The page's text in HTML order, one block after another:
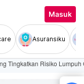
Masuk
Asuransiku
Tingkatkan Risiko Lumpuh